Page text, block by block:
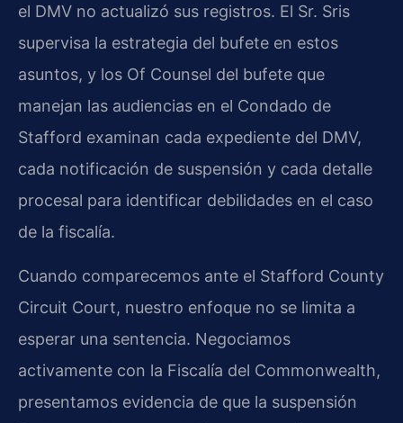
el DMV no actualizó sus registros. El Sr. Sris
supervisa la estrategia del bufete en estos
asuntos, y los Of Counsel del bufete que
manejan las audiencias en el Condado de
Stafford examinan cada expediente del DMV,
cada notificación de suspensión y cada detalle
procesal para identificar debilidades en el caso
de la fiscalía.
Cuando comparecemos ante el Stafford County
Circuit Court, nuestro enfoque no se limita a
esperar una sentencia. Negociamos
activamente con la Fiscalía del Commonwealth,
presentamos evidencia de que la suspensión